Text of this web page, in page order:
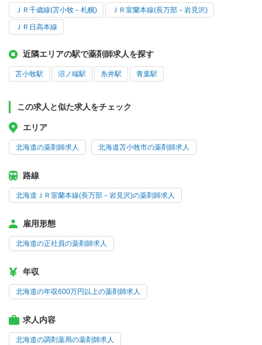
ＪＲ千歳線(苫小牧－札幌) ＪＲ室蘭本線(長万部－岩見沢)
ＪＲ日高本線
近隣エリアの駅で薬剤師求人を探す
苫小牧駅 沼ノ端駅 糸井駅 青葉駅
この求人と似た求人をチェック
エリア
北海道の薬剤師求人 北海道苫小牧市の薬剤師求人
路線
北海道ＪＲ室蘭本線(長万部－岩見沢)の薬剤師求人
雇用形態
北海道の正社員の薬剤師求人
年収
北海道の年収600万円以上の薬剤師求人
求人内容
北海道の調剤薬局の薬剤師求人